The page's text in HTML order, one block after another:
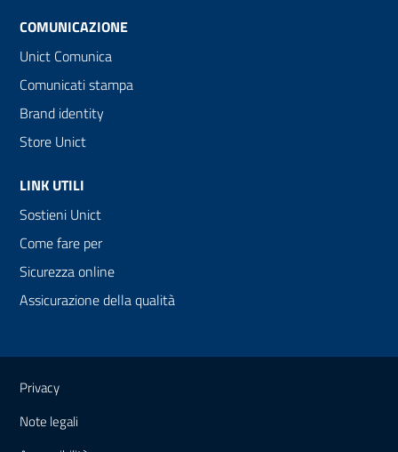
COMUNICAZIONE
Unict Comunica
Comunicati stampa
Brand identity
Store Unict
LINK UTILI
Sostieni Unict
Come fare per
Sicurezza online
Assicurazione della qualità
Link e informazioni utili
Privacy
Note legali